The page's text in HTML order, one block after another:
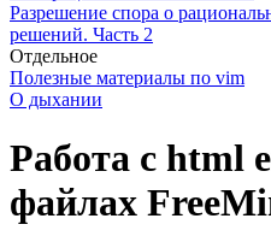
Разрешение спора о
решений. Часть 2
Отдельное
Полезные материалы по vim
О дыхании
Работа с html
файлах